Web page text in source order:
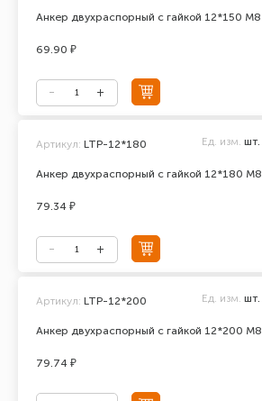
Анкер двухраспорный с гайкой 12*150 М8
69.90 ₽
Анкер двухраспорный с гайкой 12*180 М8
Артикул: LTP-12*180 Ед. изм. шт.
79.34 ₽
Анкер двухраспорный с гайкой 12*200 М8
Артикул: LTP-12*200 Ед. изм. шт.
79.74 ₽